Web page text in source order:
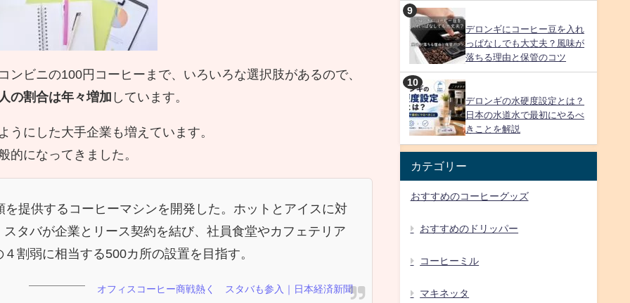
ンビニの100円コーヒーまで、いろいろな選択肢があるので、
の割合は年々増加 しています。
うにした大手企業も増えています。
的になってきました。
を提供するコーヒーマシンを開発した。ホットとアイスに対
タバが企業とリース契約を結び、社員食堂やカフェテリア
割弱に相当する500カ所の設置を目指す。
オフィスコーヒー商戦熱く スタバも参入｜日本経済新聞
デロンギにコーヒー豆を入れ
っぱなしでも大丈夫？風味が
落ちる理由と保管のコツ
デロンギの水硬度設定とは？
日本の水道水で最初にやるべ
きことを解説
カテゴリー
おすすめのコーヒーグッズ
おすすめのドリッパー
コーヒーミル
マキネッタ